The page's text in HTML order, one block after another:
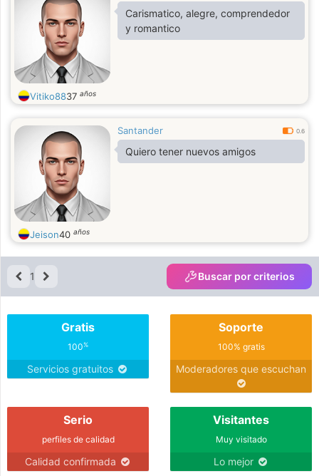
Carismatico, alegre, comprendedor
y romantico
Vitiko8837 años
Santander 0.6
Quiero tener nuevos amigos
Jeison40 años
1 Buscar por criterios
Gratis
100%
Servicios gratuitos
Soporte
100% gratis
Moderadores que escuchan
Serio
perfiles de calidad
Calidad confirmada
Visitantes
Muy visitado
Lo mejor